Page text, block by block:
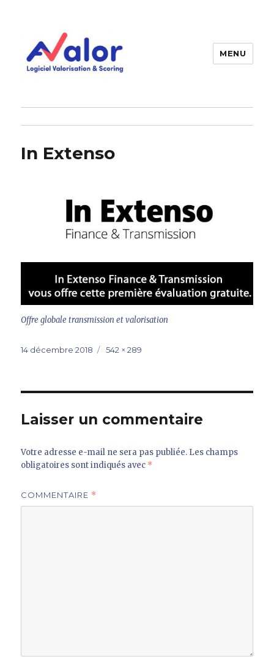
MENU
In Extenso
Offre globale transmission et valorisation
Publié
14 décembre 2018
Taille
542 × 289
Laisser un commentaire
Votre adresse e-mail ne sera pas publiée. Les champs
obligatoires sont indiqués avec *
COMMENTAIRE *